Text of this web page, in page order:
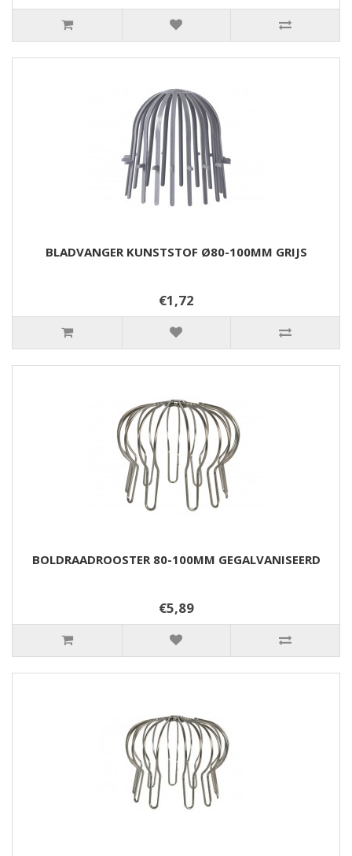
BLADVANGER KUNSTSTOF Ø80-100MM GRIJS
€1,72
BOLDRAADROOSTER 80-100MM GEGALVANISEERD
€5,89